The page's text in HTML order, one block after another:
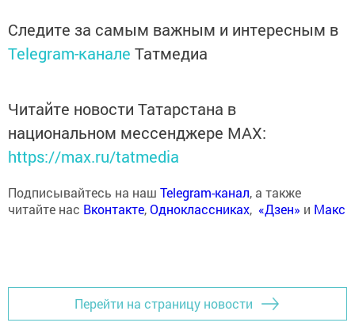
Следите за самым важным и интересным в
Telegram-канале Татмедиа
Читайте новости Татарстана в
национальном мессенджере MАХ:
https://max.ru/tatmedia
Подписывайтесь на наш Telegram-канал, а также
читайте нас Вконтакте,Одноклассниках, «Дзен» и Макс
Перейти на страницу новости